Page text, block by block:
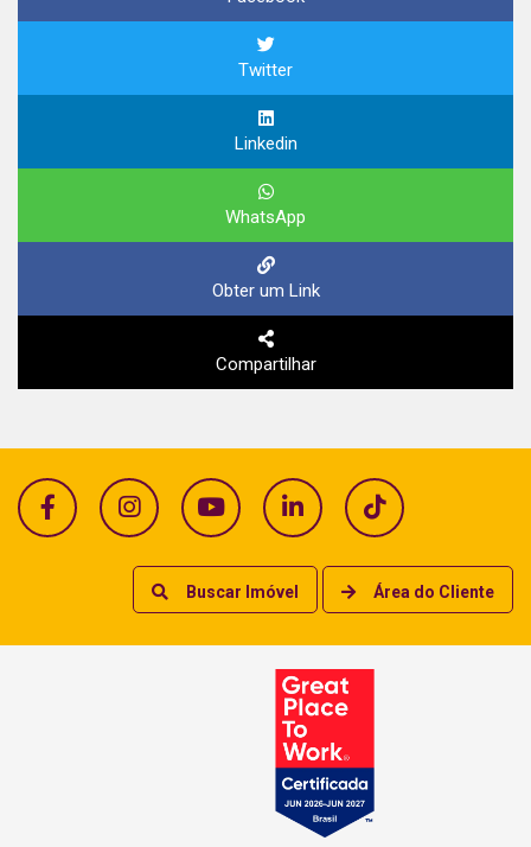
Twitter
Linkedin
WhatsApp
Obter um Link
Compartilhar
Buscar Imóvel Área do Cliente